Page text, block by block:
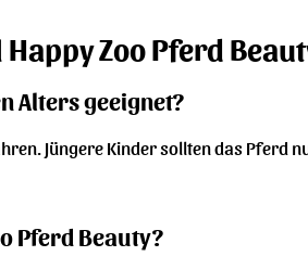
Zoo Pferd
Alters geeignet?
Jüngere Kinder sollten das Pferd
Pferd Beauty?